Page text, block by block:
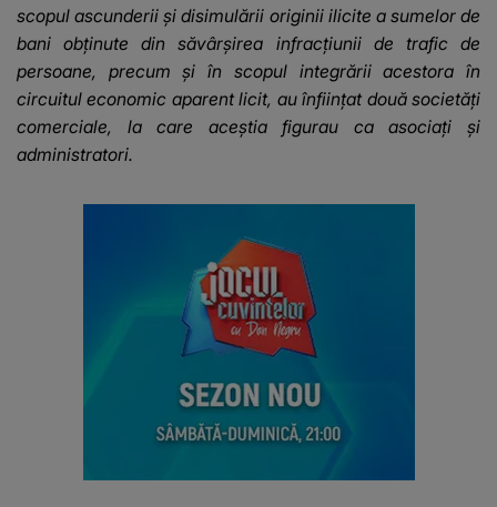
scopul ascunderii și disimulării originii ilicite a sumelor de
bani obținute din săvârșirea infracțiunii de trafic de
persoane, precum și în scopul integrării acestora în
circuitul economic aparent licit, au înființat două societăți
comerciale, la care aceștia figurau ca asociați și
administratori.